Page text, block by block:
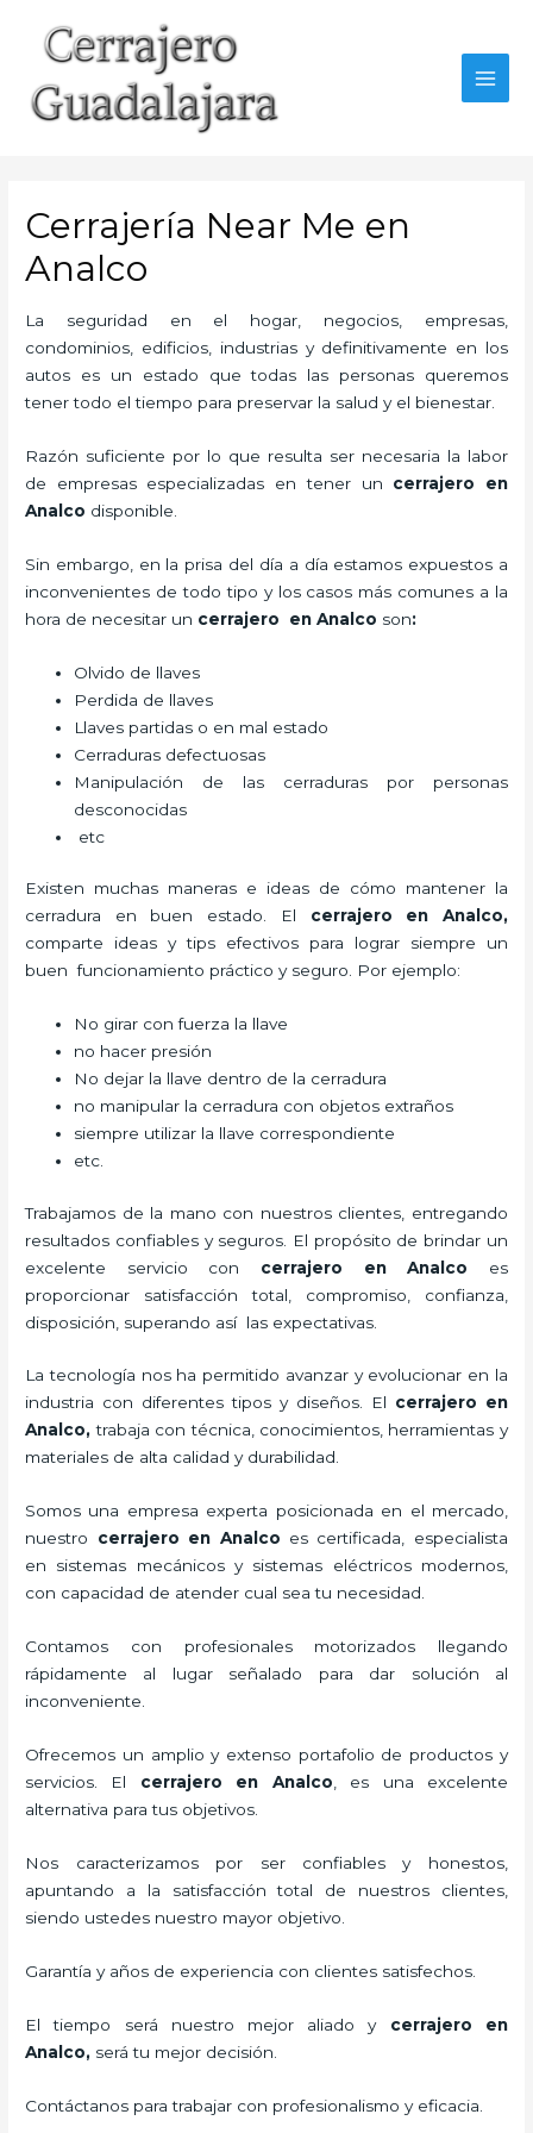
contenido
Cerrajería Near Me en
Analco
La seguridad en el hogar, negocios, empresas,
condominios, edificios, industrias y definitivamente en los
autos es un estado que todas las personas queremos
tener todo el tiempo para preservar la salud y el bienestar.
Razón suficiente por lo que resulta ser necesaria la labor
de empresas especializadas en tener un cerrajero en
Analco disponible.
Sin embargo, en la prisa del día a día estamos expuestos a
inconvenientes de todo tipo y los casos más comunes a la
hora de necesitar un cerrajero en Analco son:
Olvido de llaves
Perdida de llaves
Llaves partidas o en mal estado
Cerraduras defectuosas
Manipulación de las cerraduras por personas
desconocidas
etc
Existen muchas maneras e ideas de cómo mantener la
cerradura en buen estado. El cerrajero en Analco,
comparte ideas y tips efectivos para lograr siempre un
buen funcionamiento práctico y seguro. Por ejemplo:
No girar con fuerza la llave
no hacer presión
No dejar la llave dentro de la cerradura
no manipular la cerradura con objetos extraños
siempre utilizar la llave correspondiente
etc.
Trabajamos de la mano con nuestros clientes, entregando
resultados confiables y seguros. El propósito de brindar un
excelente servicio con cerrajero en Analco es
proporcionar satisfacción total, compromiso, confianza,
disposición, superando así las expectativas.
La tecnología nos ha permitido avanzar y evolucionar en la
industria con diferentes tipos y diseños. El cerrajero en
Analco,trabaja con técnica, conocimientos, herramientas y
materiales de alta calidad y durabilidad.
Somos una empresa experta posicionada en el mercado,
nuestro cerrajero en Analco es certificada, especialista
en sistemas mecánicos y sistemas eléctricos modernos,
con capacidad de atender cual sea tu necesidad.
Contamos con profesionales motorizados llegando
rápidamente al lugar señalado para dar solución al
inconveniente.
Ofrecemos un amplio y extenso portafolio de productos y
servicios. El cerrajero en Analco , es una excelente
alternativa para tus objetivos.
Nos caracterizamos por ser confiables y honestos,
apuntando a la satisfacción total de nuestros clientes,
siendo ustedes nuestro mayor objetivo.
Garantía y años de experiencia con clientes satisfechos.
El tiempo será nuestro mejor aliado y cerrajero en
Analco, será tu mejor decisión.
Contáctanos para trabajar con profesionalismo y eficacia.